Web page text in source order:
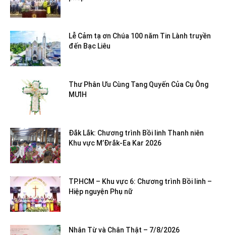
Lễ Cảm tạ ơn Chúa 100 năm Tin Lành truyền
đến Bạc Liêu
Thư Phân Ưu Cùng Tang Quyến Của Cụ Ông
MƯIH
Đắk Lắk: Chương trình Bồi linh Thanh niên
Khu vực M’Đrắk-Ea Kar 2026
TP.HCM – Khu vực 6: Chương trình Bồi linh –
Hiệp nguyện Phụ nữ
Nhân Từ và Chân Thật – 7/8/2026